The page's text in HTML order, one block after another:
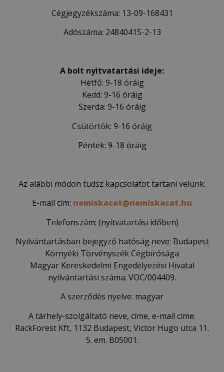
Cégjegyzékszáma: 13-09-168431
Adószáma: 24840415-2-13
A bolt nyitvatartási ideje:
Hétfő: 9-18 óráig
Kedd: 9-16 óráig
Szerda: 9-16 óráig
Csütörtök: 9-16 óráig
Péntek: 9-18 óráig
Az alábbi módon tudsz kapcsolatot tartani velünk:
E-mail cím: nemiskacat@nemiskacat.hu
Telefonszám: (nyitvatartási időben)
Nyilvántartásban bejegyző hatóság neve: Budapest
Környéki Törvényszék Cégbírósága
Magyar Kereskedelmi Engedélyezési Hivatal
nyilvántartási száma: VOC/004409.
A szerződés nyelve: magyar
A tárhely-szolgáltató neve, címe, e-mail címe:
RackForest Kft, 1132 Budapest, Victor Hugo utca 11.
5. em. B05001.